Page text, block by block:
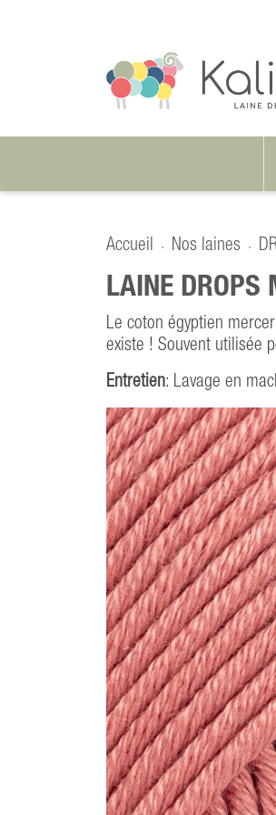
Accueil Nos laines
LAINE DROPS
Le coton égyptien
existe ! Souvent utilisée
Entretien: Lavage en